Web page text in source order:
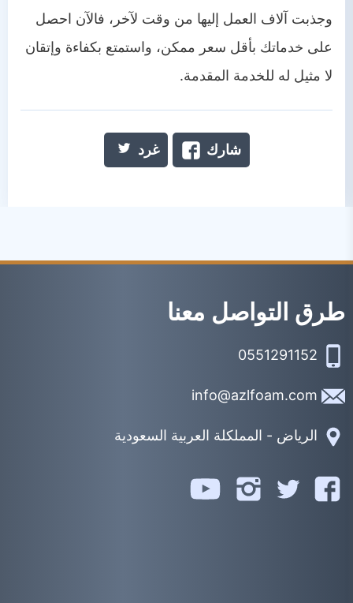
وجذبت آلاف العمل إليها من وقت لآخر، فالآن احصل
على خدماتك بأقل سعر ممكن، واستمتع بكفاءة وإتقان
لا مثيل له للخدمة المقدمة.
شارك غرد
طرق التواصل معنا
الرياض - المملكلة العربية السعودية
تابعنا
تابعنا
تابعنا